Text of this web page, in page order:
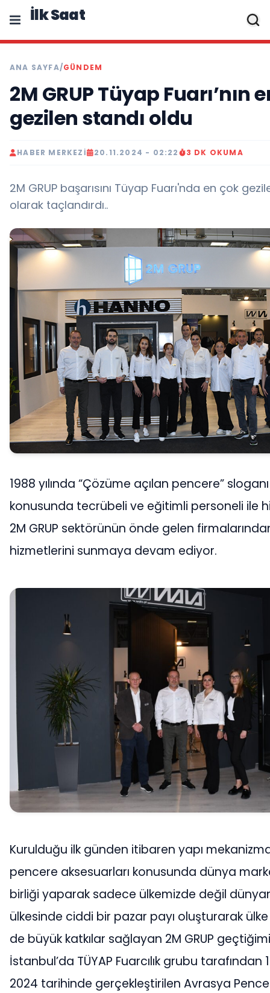
İlk Saat
ANA SAYFA/GÜNDEM
2M GRUP Tüyap Fuarı’nın
gezilen standı oldu
HABER MERKEZI 20.11.2024 - 02:22 3 DK OKUMA
2M GRUP başarısını Tüyap Fuarı'nda en çok
olarak taçlandırdı..
1988 yılında “Çözüme açılan pencere”
konusunda tecrübeli ve eğitimli personeli ile
2M GRUP sektörünün önde gelen
hizmetlerini sunmaya devam ediyor.
Kurulduğu ilk günden itibaren yapı
pencere aksesuarları konusunda dünya
birliği yaparak sadece ülkemizde değil
ülkesinde ciddi bir pazar payı oluşturarak
de büyük katkılar sağlayan 2M GRUP
İstanbul’da TÜYAP Fuarcılık grubu tarafından
2024 tarihinde gerçekleştirilen Avrasya